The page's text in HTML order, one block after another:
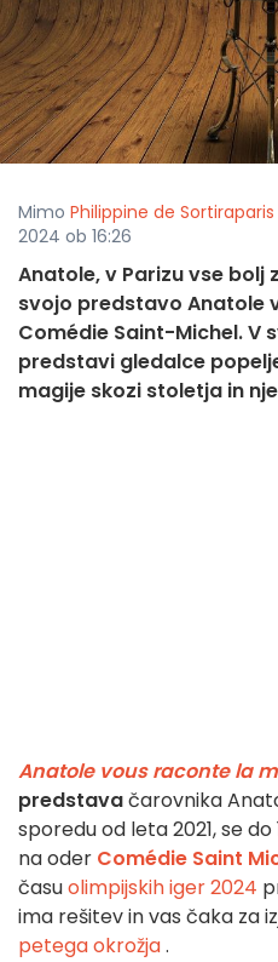
Mimo Philippine de Sortiraparis
2024 ob 16:26
Anatole, v Parizu vse bolj
svojo predstavo Anatole
Comédie Saint-Michel. V
predstavi gledalce
magije skozi stoletja in
Anatole vous raconte la
predstavačarovnika
sporedu od leta 2021, se
na oder Comédie Saint
časuolimpijskih iger 2024
ima rešitev in vas čaka za
petega okrožja.